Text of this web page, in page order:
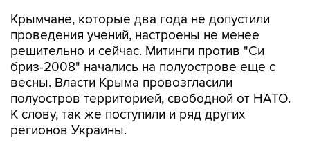
Крымчане, которые два года не допустили
проведения учений, настроены не менее
решительно и сейчас. Митинги против "Си
бриз-2008" начались на полуострове еще с
весны. Власти Крыма провозгласили
полуостров территорией, свободной от НАТО.
К слову, так же поступили и ряд других
регионов Украины.